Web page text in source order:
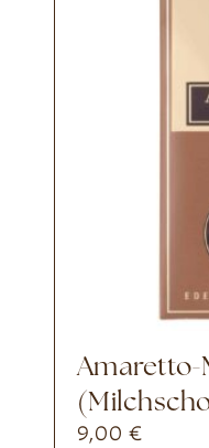
Amaretto-Mandel
9,00 €